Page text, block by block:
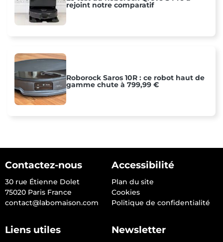
rejoint notre comparatif
Roborock Saros 10R : ce robot haut de
gamme chute à 799,99 €
Contactez-nous
30 rue Étienne Dolet
75020 Paris France
contact@labomaison.com
Accessibilité
Plan du site
Cookies
Politique de confidentialité
Liens utiles Newsletter